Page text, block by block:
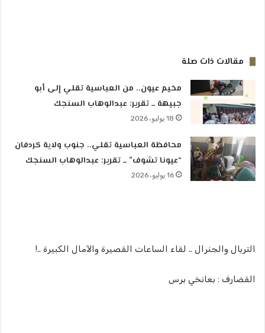
مقالات ذات صلة
مخيم عيون.. من العباسية تقلي إلى أبو
جبيهة ــ تقرير: عبدالوهاب السنجك
18 يوليو، 2026
محافظة العباسية تقلي.. جنوب ولاية كردفان
“عيونا تشوف” ــ تقرير: عبدالوهاب السنجك
16 يوليو، 2026
التربال والجنرال .. لقاء الساعات القصيرة والآمال الكبيرة ..!
القضارف : بعانخي برس